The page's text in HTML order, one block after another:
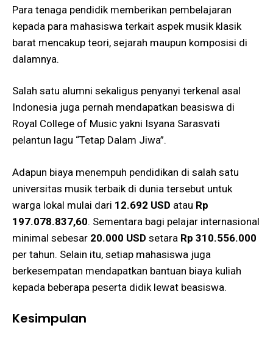
Para tenaga pendidik memberikan pembelajaran
kepada para mahasiswa terkait aspek musik klasik
barat mencakup teori, sejarah maupun komposisi di
dalamnya.
Salah satu alumni sekaligus penyanyi terkenal asal
Indonesia juga pernah mendapatkan beasiswa di
Royal College of Music yakni Isyana Sarasvati
pelantun lagu “Tetap Dalam Jiwa”.
Adapun biaya menempuh pendidikan di salah satu
universitas musik terbaik di dunia tersebut untuk
warga lokal mulai dari 12.692 USD atau Rp
197.078.837,60. Sementara bagi pelajar internasional
minimal sebesar 20.000 USD setara Rp 310.556.000
per tahun. Selain itu, setiap mahasiswa juga
berkesempatan mendapatkan bantuan biaya kuliah
kepada beberapa peserta didik lewat beasiswa.
Kesimpulan